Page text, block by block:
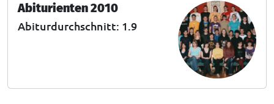
Abiturienten 2010
Abiturdurchschnitt: 1.9